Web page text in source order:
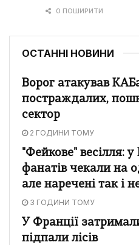
0 ПОШИРИТИ
ОСТАННІ НОВИНИ
Ворог атакував
постраждалих,
сектор
2 ГОДИНИ ТОМУ
"Фейкове" весілля: у
фанатів чекали на
але наречені так і
3 ГОДИНИ ТОМУ
У Франції
підпали лісів